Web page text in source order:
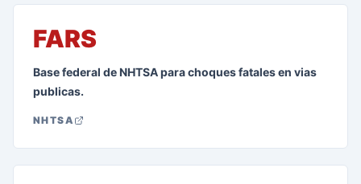
FARS
Base federal de NHTSA para choques fatales en vias
publicas.
NHTSA